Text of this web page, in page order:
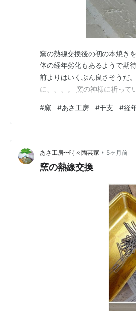
窯の熱線交換後の初の本焼き
体の経年劣化もあるようで期
前よりはいくぶん良さそうだ
に、、、。 窯の神様に祈って
#窯 #あさ工房 #干支 #経
あさ工房〜時々陶芸家 • 5ヶ月前
窯の熱線交換